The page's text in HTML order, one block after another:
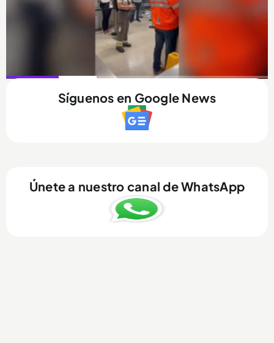
Síguenos en Google News
Únete a nuestro canal de WhatsApp